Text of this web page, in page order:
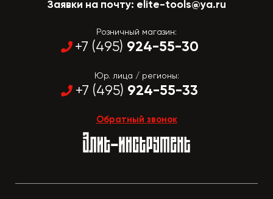
Заявки на почту: elite-tools@ya.ru
Розничный магазин:
+7 (495) 924-55-30
Юр. лица / регионы:
+7 (495) 924-55-33
Обратный звонок